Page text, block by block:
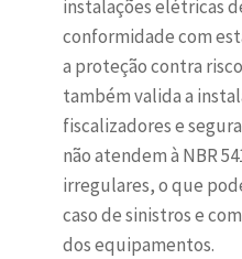
instalações elétricas
conformidade com
a proteção contra
também valida a
fiscalizadores e
não atendem à NBR
irregulares, o que
caso de sinistros e
dos equipamentos.